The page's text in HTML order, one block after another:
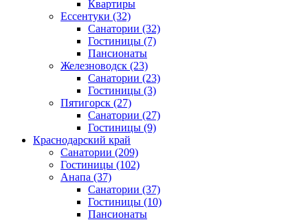
Квартиры
Ессентуки (32)
Санатории (32)
Гостиницы (7)
Пансионаты
Железноводск (23)
Санатории (23)
Гостиницы (3)
Пятигорск (27)
Санатории (27)
Гостиницы (9)
Краснодарский край
Санатории (209)
Гостиницы (102)
Анапа (37)
Санатории (37)
Гостиницы (10)
Пансионаты